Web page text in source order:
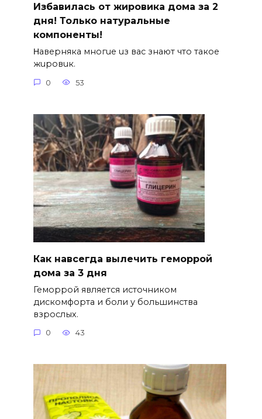
Избавилась от жировика дома за 2
дня! Только натуральные
компоненты!
Ηавepняка многue uз вас знают что такоe
жuровuк.
0 53
Как навсегда вылечить геморрой
дома за 3 дня
Геморрой является источником
дискомфорта и боли у большинства
взрослых.
0 43